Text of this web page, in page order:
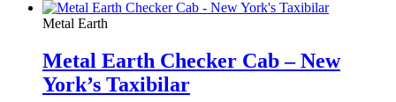
Metal Earth
Metal Earth Checker Cab – New
York’s Taxibilar